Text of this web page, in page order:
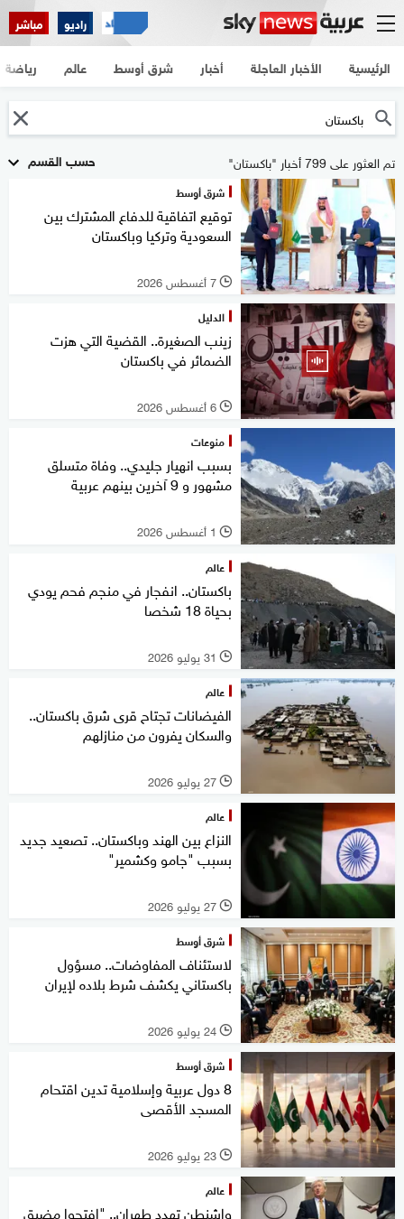
راديو مباشر
الرئيسية الأخبار العاجلة أخبار شرق أوسط عالم رياضة
حسب القسم تم العثور على 799 أخبار "باكستان"
شرق أوسط
توقيع اتفاقية للدفاع المشترك بين
السعودية وتركيا وباكستان
l 7 أغسطس 2026
الدليل
زينب الصغيرة.. القضية التي هزت
الضمائر في باكستان
l 6 أغسطس 2026
منوعات
بسبب انهيار جليدي.. وفاة متسلق
مشهور و 9 آخرين بينهم عربية
l 1 أغسطس 2026
عالم
باكستان.. انفجار في منجم فحم يودي
بحياة 18 شخصا
l 31 يوليو 2026
عالم
الفيضانات تجتاح قرى شرق باكستان..
والسكان يفرون من منازلهم
l 27 يوليو 2026
عالم
النزاع بين الهند وباكستان.. تصعيد جديد
بسبب "جامو وكشمير"
l 27 يوليو 2026
شرق أوسط
لاستئناف المفاوضات.. مسؤول
باكستاني يكشف شرط بلاده لإيران
l 24 يوليو 2026
شرق أوسط
8 دول عربية وإسلامية تدين اقتحام
المسجد الأقصى
l 23 يوليو 2026
عالم
واشنطن تهدد طهران.. "افتحوا مضيق